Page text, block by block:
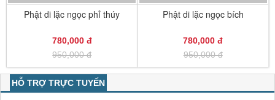
Phật di lặc ngọc phỉ thúy
780,000 đ
950,000 đ
Phật di lặc ngọc bích
780,000 đ
950,000 đ
HỖ TRỢ TRỰC TUYẾN